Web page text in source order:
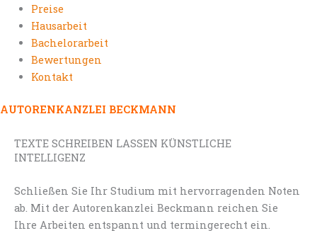
Preise
Hausarbeit
Bachelorarbeit
Bewertungen
Kontakt
AUTORENKANZLEI BECKMANN
TEXTE SCHREIBEN LASSEN KÜNSTLICHE
INTELLIGENZ
Schließen Sie Ihr Studium mit hervorragenden Noten
ab. Mit der Autorenkanzlei Beckmann reichen Sie
Ihre Arbeiten entspannt und termingerecht ein.